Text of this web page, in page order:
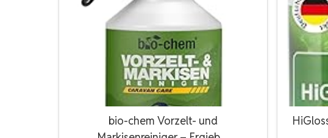
bio-chem Vorzelt- und